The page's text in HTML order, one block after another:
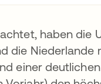
haben die
die Niederlande
einer